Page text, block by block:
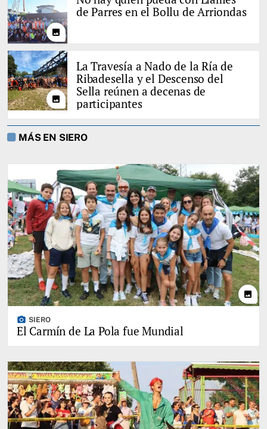
photo
de Parres en el Bollu de Arriondas
photo
La Travesía a Nado de la Ría de
Ribadesella y el Descenso del
Sella reúnen a decenas de
participantes
MÁS EN SIERO
photo
photo_camera SIERO
El Carmín de La Pola fue Mundial